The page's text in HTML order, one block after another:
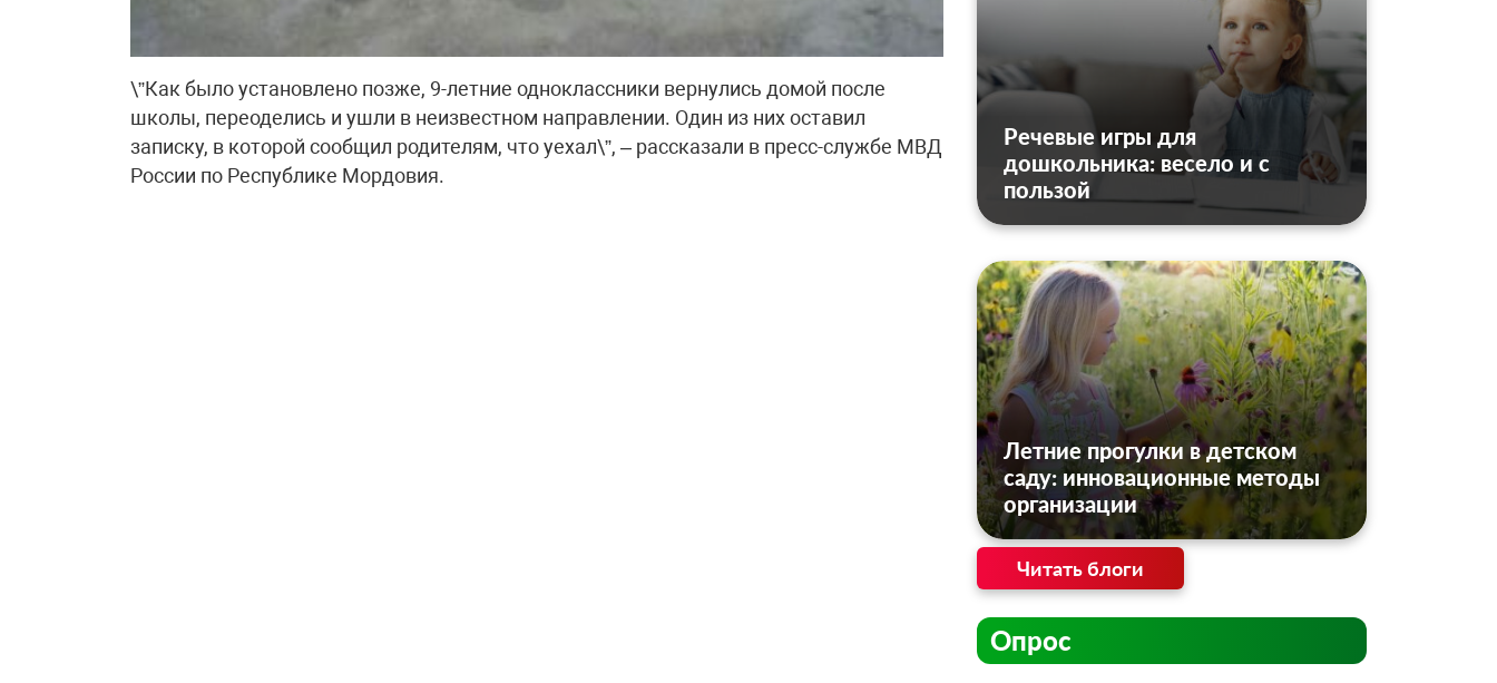
\”Как было установлено позже, 9-летние одноклассники вернулись домой после
школы, переоделись и ушли в неизвестном направлении. Один из них оставил
записку, в которой сообщил родителям, что уехал\”, – рассказали в пресс-службе МВД
России по Республике Мордовия.
Речевые игры для
дошкольника: весело и с
пользой
Летние прогулки в детском
саду: инновационные методы
организации
Читать блоги
Опрос